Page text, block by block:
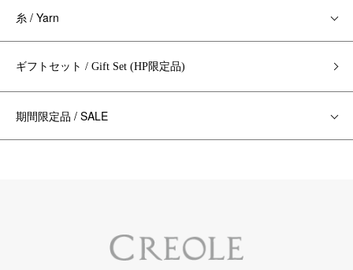
糸 / Yarn
ギフトセット / Gift Set (HP限定品)
期間限定品 / SALE